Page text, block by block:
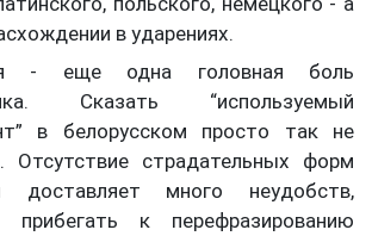
в ударениях.
- еще одна головная боль
Сказать “используемый
в белорусском просто так не
Отсутствие страдательных форм
доставляет много неудобств,
прибегать к перефразированию